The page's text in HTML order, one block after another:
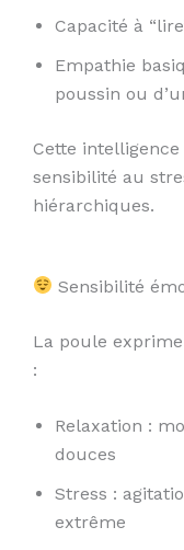
Capacité à
Empathie
poussin ou
Cette
sensibilité au
hiérarchiques.
Sensibilité
La poule
:
Relaxation :
douces
Stress :
extrême